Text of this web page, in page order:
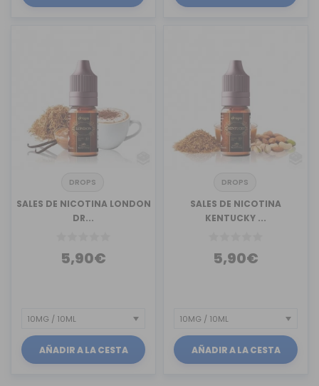
DROPS
SALES DE NICOTINA LONDON
DR...
5,90€
AÑADIR A LA CESTA
DROPS
SALES DE NICOTINA
KENTUCKY ...
5,90€
AÑADIR A LA CESTA